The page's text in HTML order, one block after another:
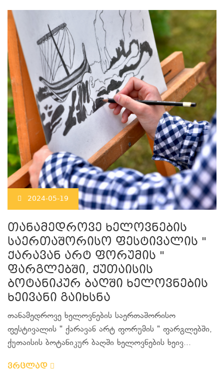
2024-05-19
თანამედროვე ხელოვნების
საერთაშორისო ფესტივალის "
ქარავან არტ ფორუმის "
ფარგლებში, ქუთაისის
ბოტანიკურ ბაღში ხელოვნების
ხეივანი გაიხსნა
თანამედროვე ხელოვნების საერთაშორისო
ფესტივალის " ქარავან არტ ფორუმის " ფარგლებში,
ქუთაისის ბოტანიკურ ბაღში ხელოვნების ხეივ...
ვრცლად